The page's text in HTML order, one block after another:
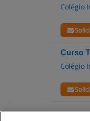
Colégio
Curso
Colégio